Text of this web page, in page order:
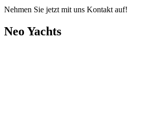
Nehmen Sie jetzt mit uns Kontakt auf!
Neo Yachts